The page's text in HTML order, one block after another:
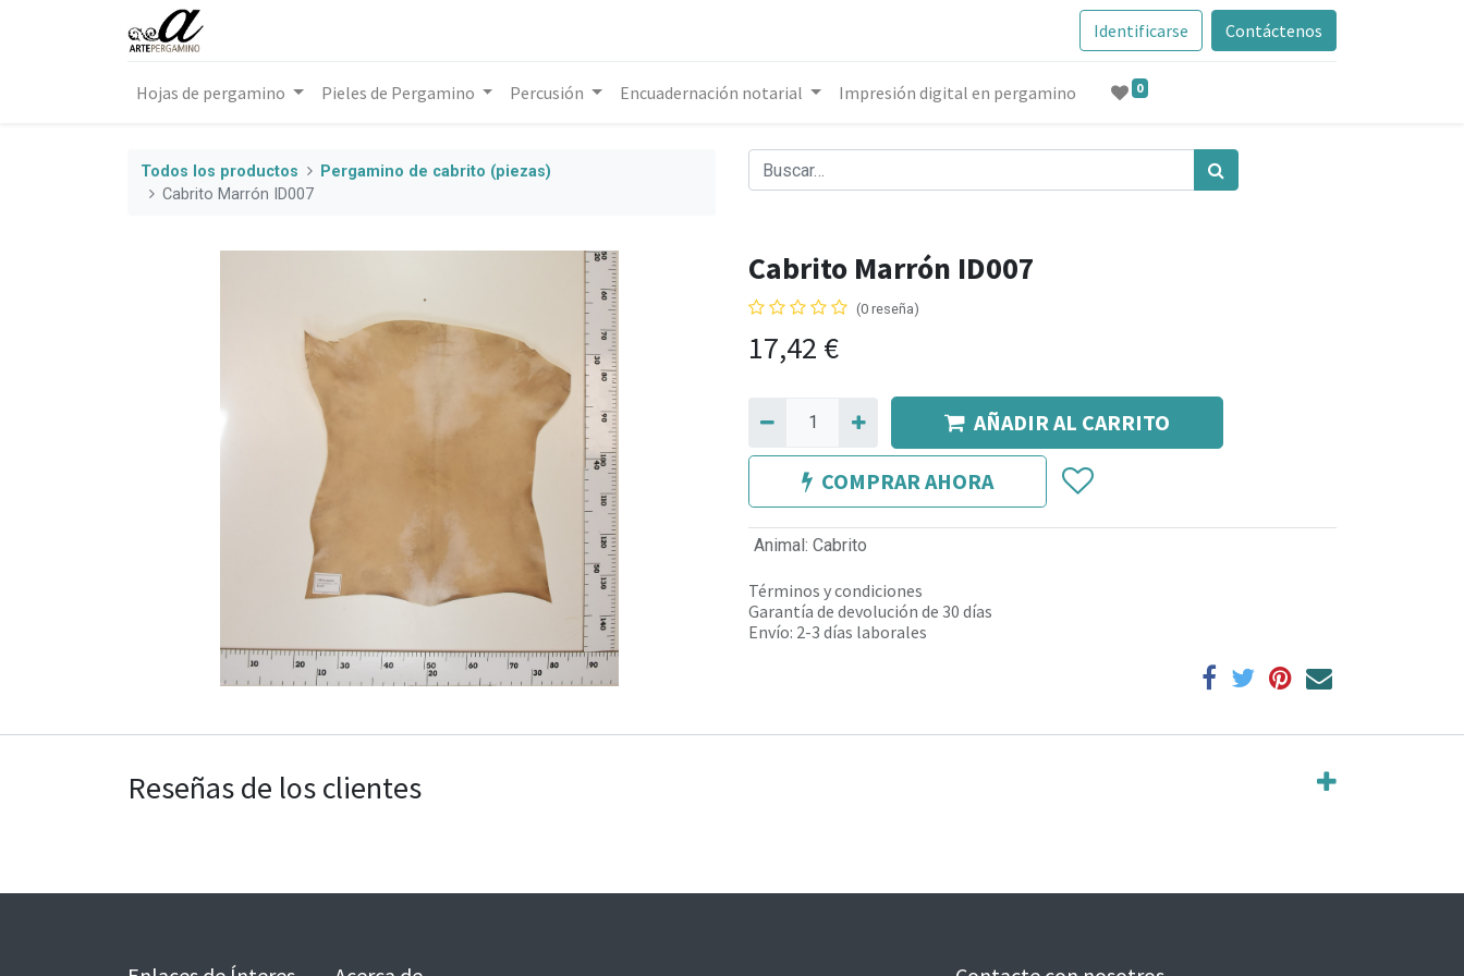
Identificarse Contáctenos
Hojas de pergamino Pieles de Pergamino Percusión Encuadernación notarial Impresión digital en pergamino 0
Todos los productos
Pergamino de cabrito (piezas)
Cabrito Marrón ID007
Cabrito Marrón ID007
(0 reseña)
17,42 €
AÑADIR AL CARRITO
COMPRAR AHORA
Animal : Cabrito
Términos y condiciones
Garantía de devolución de 30 días
Envío: 2-3 días laborales
Reseñas de los clientes